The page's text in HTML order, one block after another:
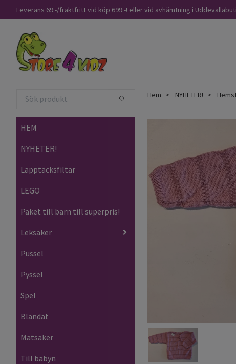
Leverans 69:-/fraktfritt vid köp 699:-! eller vid avhämtning i
HEM
NYHETER!
Lapptäcksfiltar
LEGO
Paket till barn till superpris!
Leksaker
Pussel
Pyssel
Spel
Blandat
Matsaker
Till babyn
Hem NYHETER!